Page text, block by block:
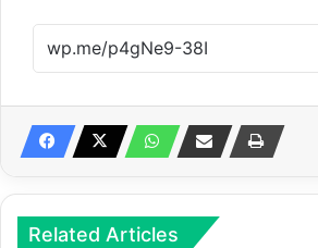
Related Articles